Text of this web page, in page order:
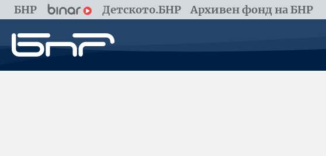
БНР Детското.БНР Архивен фонд на БНР